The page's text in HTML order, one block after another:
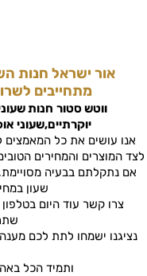
אור ישראל חנות
מתחייבים
ווטש סטור חנות
יוקרתיים,שעוני
אנו עושים את כל המאמצים
לצד המוצרים והמחירים
אם נתקלתם בבעיה
שעון
צרו קשר עוד היום
ותמיד הכל